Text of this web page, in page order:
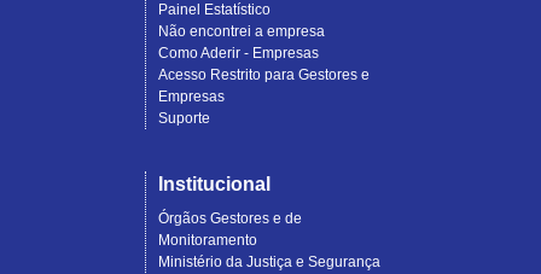
Painel Estatístico
Não encontrei a empresa
Como Aderir - Empresas
Acesso Restrito para Gestores e
Empresas
Suporte
Institucional
Órgãos Gestores e de
Monitoramento
Ministério da Justiça e Segurança